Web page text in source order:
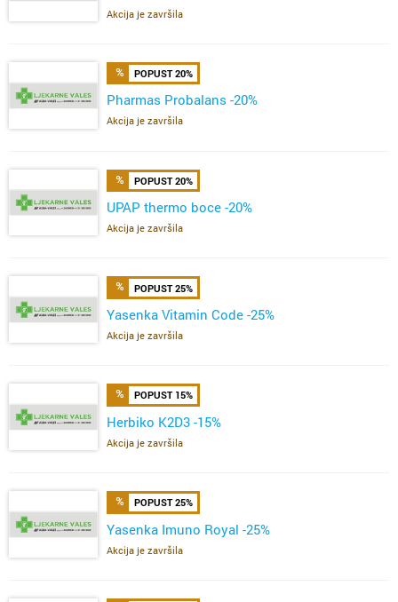
Akcija je završila
POPUST 20%
Pharmas Probalans -20%
Akcija je završila
POPUST 20%
UPAP thermo boce -20%
Akcija je završila
POPUST 25%
Yasenka Vitamin Code -25%
Akcija je završila
POPUST 15%
Herbiko K2D3 -15%
Akcija je završila
POPUST 25%
Yasenka Imuno Royal -25%
Akcija je završila